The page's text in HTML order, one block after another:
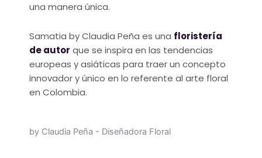
una manera única.
Samatia by Claudia Peña es una floristería
de autor que se inspira en las tendencias
europeas y asiáticas para traer un concepto
innovador y único en lo referente al arte floral
en Colombia.
by Claudia Peña - Diseñadora Floral